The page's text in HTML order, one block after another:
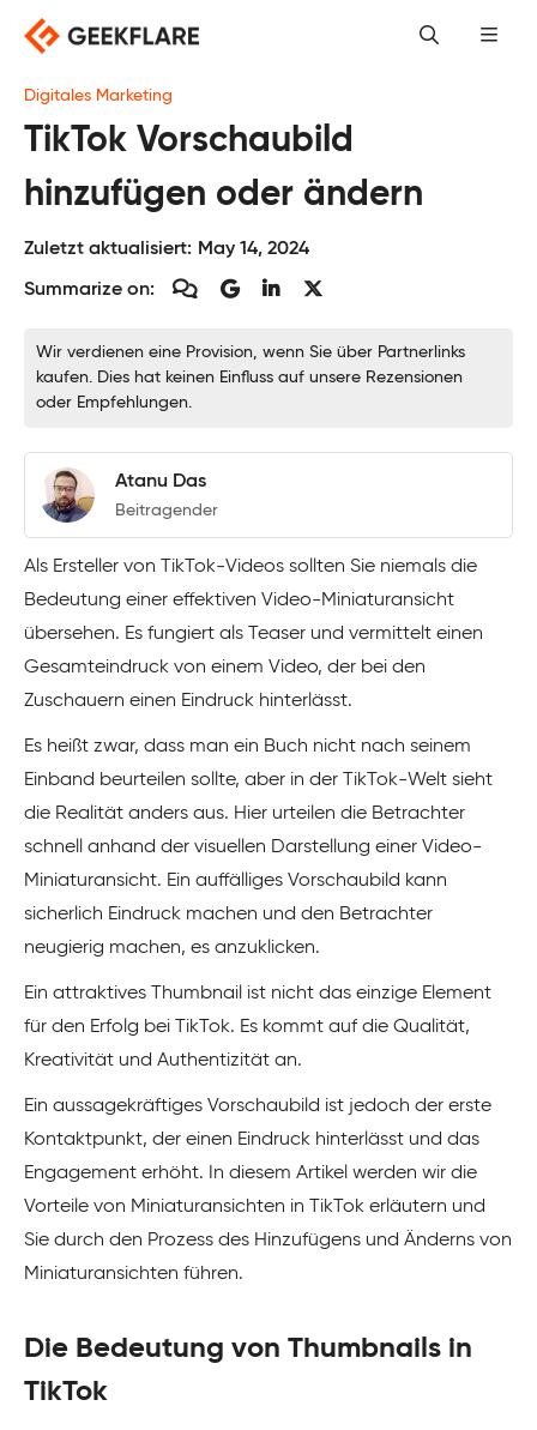
Skip
content
Digitales Marketing
TikTok Vorschaubild
hinzufügen oder ändern
Zuletzt aktualisiert: May 14, 2024
Summarize on:
Wir verdienen eine Provision, wenn Sie über Partnerlinks
kaufen. Dies hat keinen Einfluss auf unsere Rezensionen
oder Empfehlungen.
Atanu Das
Beitragender
Als Ersteller von TikTok-Videos sollten Sie niemals die
Bedeutung einer effektiven Video-Miniaturansicht
übersehen. Es fungiert als Teaser und vermittelt einen
Gesamteindruck von einem Video, der bei den
Zuschauern einen Eindruck hinterlässt.
Es heißt zwar, dass man ein Buch nicht nach seinem
Einband beurteilen sollte, aber in der TikTok-Welt sieht
die Realität anders aus. Hier urteilen die Betrachter
schnell anhand der visuellen Darstellung einer Video-
Miniaturansicht. Ein auffälliges Vorschaubild kann
sicherlich Eindruck machen und den Betrachter
neugierig machen, es anzuklicken.
Ein attraktives Thumbnail ist nicht das einzige Element
für den Erfolg bei TikTok. Es kommt auf die Qualität,
Kreativität und Authentizität an.
Ein aussagekräftiges Vorschaubild ist jedoch der erste
Kontaktpunkt, der einen Eindruck hinterlässt und das
Engagement erhöht. In diesem Artikel werden wir die
Vorteile von Miniaturansichten in TikTok erläutern und
Sie durch den Prozess des Hinzufügens und Änderns von
Miniaturansichten führen.
Die Bedeutung von Thumbnails in
TikTok